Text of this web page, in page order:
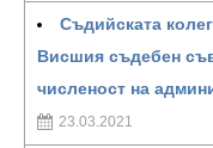
Съдийската
Висшия съдебен
численост на
23.03.2021